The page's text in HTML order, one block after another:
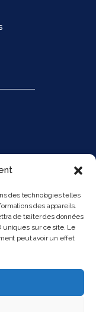
des technologies telles
des appareils.
de traiter des données
uniques sur ce site. Le
peut avoir un effet